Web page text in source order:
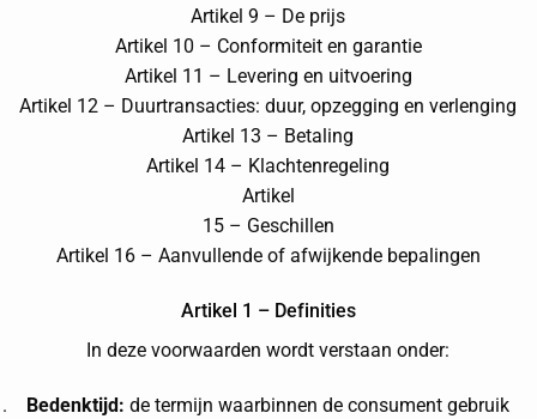
Artikel 9 – De prijs
Artikel 10 – Conformiteit en garantie
Artikel 11 – Levering en uitvoering
Artikel 12 – Duurtransacties: duur, opzegging en verlenging
Artikel 13 – Betaling
Artikel 14 – Klachtenregeling
Artikel
15 – Geschillen
Artikel 16 – Aanvullende of afwijkende bepalingen
Artikel 1 – Definities
In deze voorwaarden wordt verstaan onder:
Bedenktijd: de termijn waarbinnen de consument gebruik